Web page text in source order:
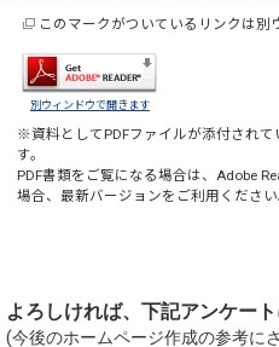
このマークがついているリンクは別
別ウィンドウで開きます
※資料としてPDFファイルが添付されて
す。
PDF書類をご覧になる場合は、Adobe
場合、最新バージョンをご利用ください